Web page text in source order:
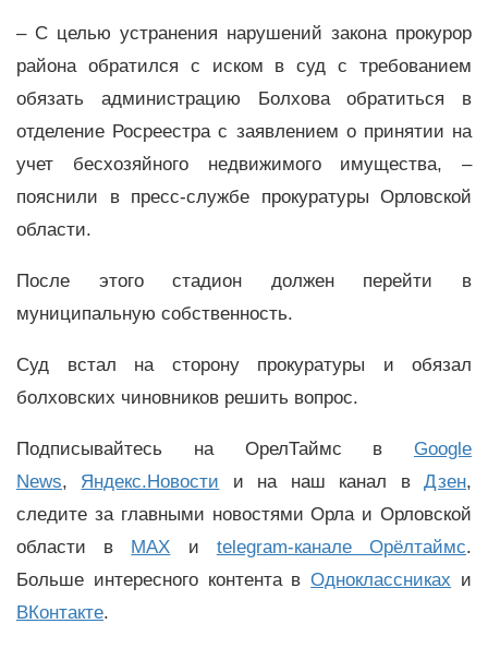
– С целью устранения нарушений закона прокурор
района обратился с иском в суд с требованием
обязать администрацию Болхова обратиться в
отделение Росреестра с заявлением о принятии на
учет бесхозяйного недвижимого имущества, –
пояснили в пресс-службе прокуратуры Орловской
области.
После этого стадион должен перейти в
муниципальную собственность.
Суд встал на сторону прокуратуры и обязал
болховских чиновников решить вопрос.
Подписывайтесь на ОрелТаймс в Google
News, Яндекс.Новости и на наш канал вДзен,
следите за главными новостями Орла и Орловской
области в MAX и telegram-канале Орёлтаймс.
Больше интересного контента вОдноклассниках и
ВКонтакте.